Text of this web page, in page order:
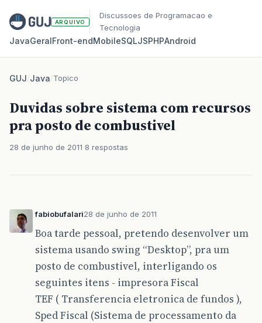
ARQUIVO
Discussoes de Programacao e
Tecnologia
JavaGeralFront‑endMobileSQLJSPHPAndroid
GUJ/Java/Topico
Duvidas sobre sistema com recursos
pra posto de combustivel
28 de junho de 2011 8 respostas
fabiobufalari28 de junho de 2011
Boa tarde pessoal, pretendo desenvolver um
sistema usando swing “Desktop”, pra um
posto de combustivel, interligando os
seguintes itens - impresora Fiscal
TEF ( Transferencia eletronica de fundos ),
Sped Fiscal (Sistema de processamento da